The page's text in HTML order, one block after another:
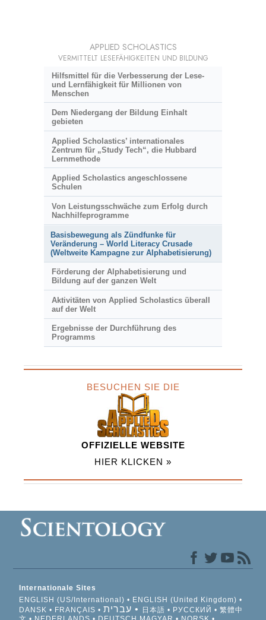
APPLIED SCHOLASTICS
VERMITTELT LESEFÄHIGKEITEN UND BILDUNG
Hilfsmittel für die Verbesserung der Lese-
und Lernfähigkeit für Millionen von
Menschen
Dem Niedergang der Bildung Einhalt
gebieten
Applied Scholastics’ internationales
Zentrum für „Study Tech“, die Hubbard
Lernmethode
Applied Scholastics angeschlossene
Schulen
Von Leistungsschwäche zum Erfolg durch
Nachhilfeprogramme
Basisbewegung als Zündfunke für
Veränderung – World Literacy Crusade
(Weltweite Kampagne zur Alphabetisierung)
Förderung der Alphabetisierung und
Bildung auf der ganzen Welt
Aktivitäten von Applied Scholastics überall
auf der Welt
Ergebnisse der Durchführung des
Programms
BESUCHEN SIE DIE
OFFIZIELLE WEBSITE
HIER KLICKEN »
Internationale Sites
ENGLISH (US/International)
ENGLISH (United Kingdom)
DANSK
FRANÇAIS עברית 日本語 РУССКИЙ
繁體中